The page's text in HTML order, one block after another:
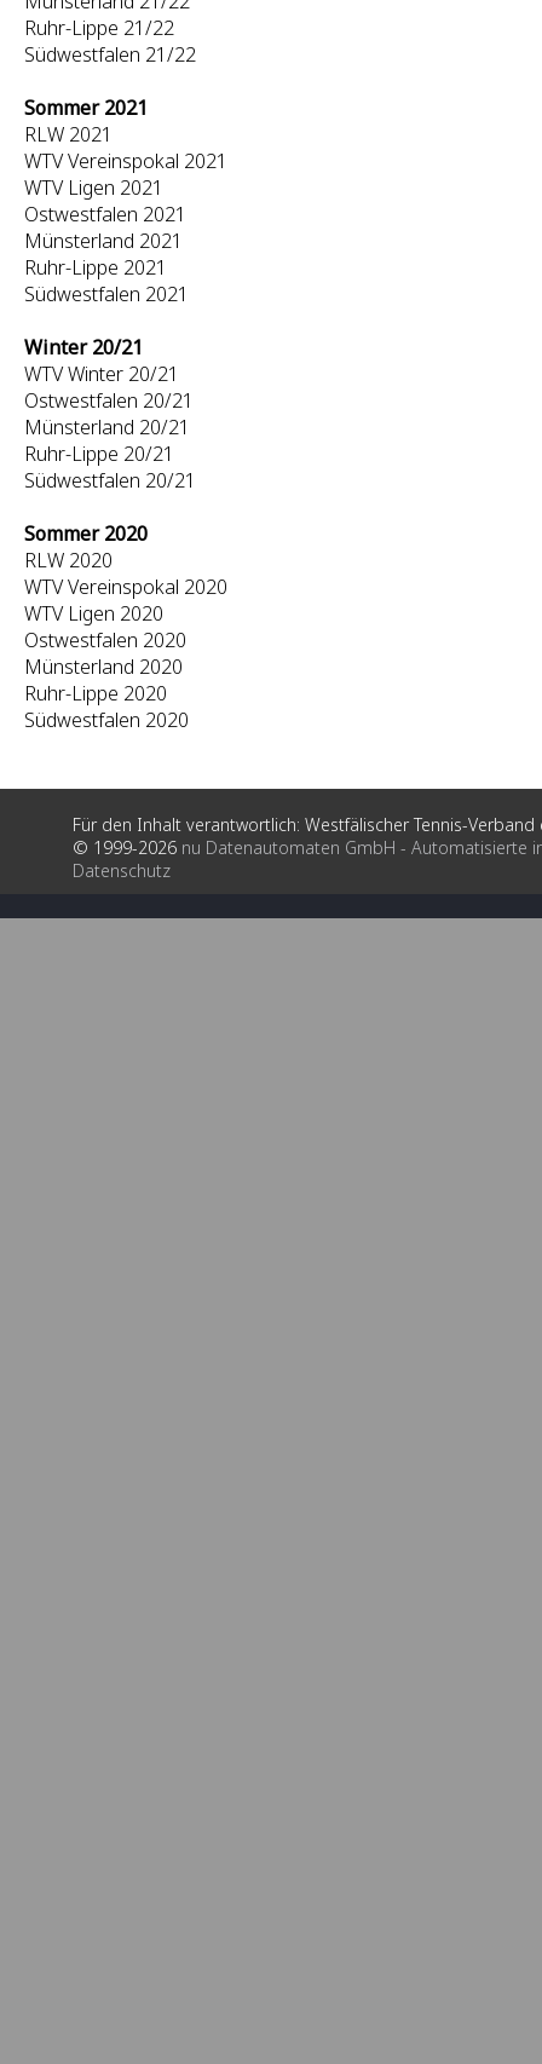
Ruhr-Lippe 21/22
Südwestfalen 21/22
Sommer 2021
RLW 2021
WTV Vereinspokal 2021
WTV Ligen 2021
Ostwestfalen 2021
Münsterland 2021
Ruhr-Lippe 2021
Südwestfalen 2021
Winter 20/21
WTV Winter 20/21
Ostwestfalen 20/21
Münsterland 20/21
Ruhr-Lippe 20/21
Südwestfalen 20/21
Sommer 2020
RLW 2020
WTV Vereinspokal 2020
WTV Ligen 2020
Ostwestfalen 2020
Münsterland 2020
Ruhr-Lippe 2020
Südwestfalen 2020
Für den Inhalt verantwortlich: Westfälischer Tennis-Verband
© 1999-2026 nu Datenautomaten GmbH - Automatisierte
Datenschutz